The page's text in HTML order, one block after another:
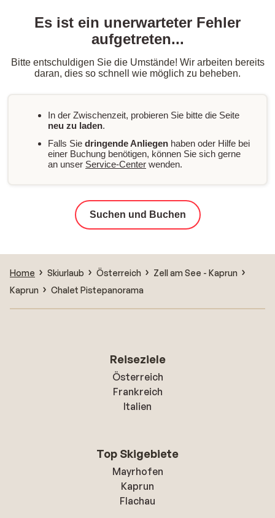
Es ist ein unerwarteter Fehler
aufgetreten...
Bitte entschuldigen Sie die Umstände! Wir arbeiten bereits
daran, dies so schnell wie möglich zu beheben.
In der Zwischenzeit, probieren Sie bitte die Seite
neu zu laden.
Falls Sie dringende Anliegen haben oder Hilfe bei
einer Buchung benötigen, können Sie sich gerne
an unser Service-Center wenden.
Suchen und Buchen
Home Skiurlaub Österreich
Zell am See - Kaprun
Kaprun
Chalet Pistepanorama
Reiseziele
Österreich
Frankreich
Italien
Top Skigebiete
Mayrhofen
Kaprun
Flachau